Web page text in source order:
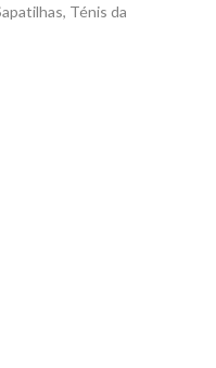
Ténis da